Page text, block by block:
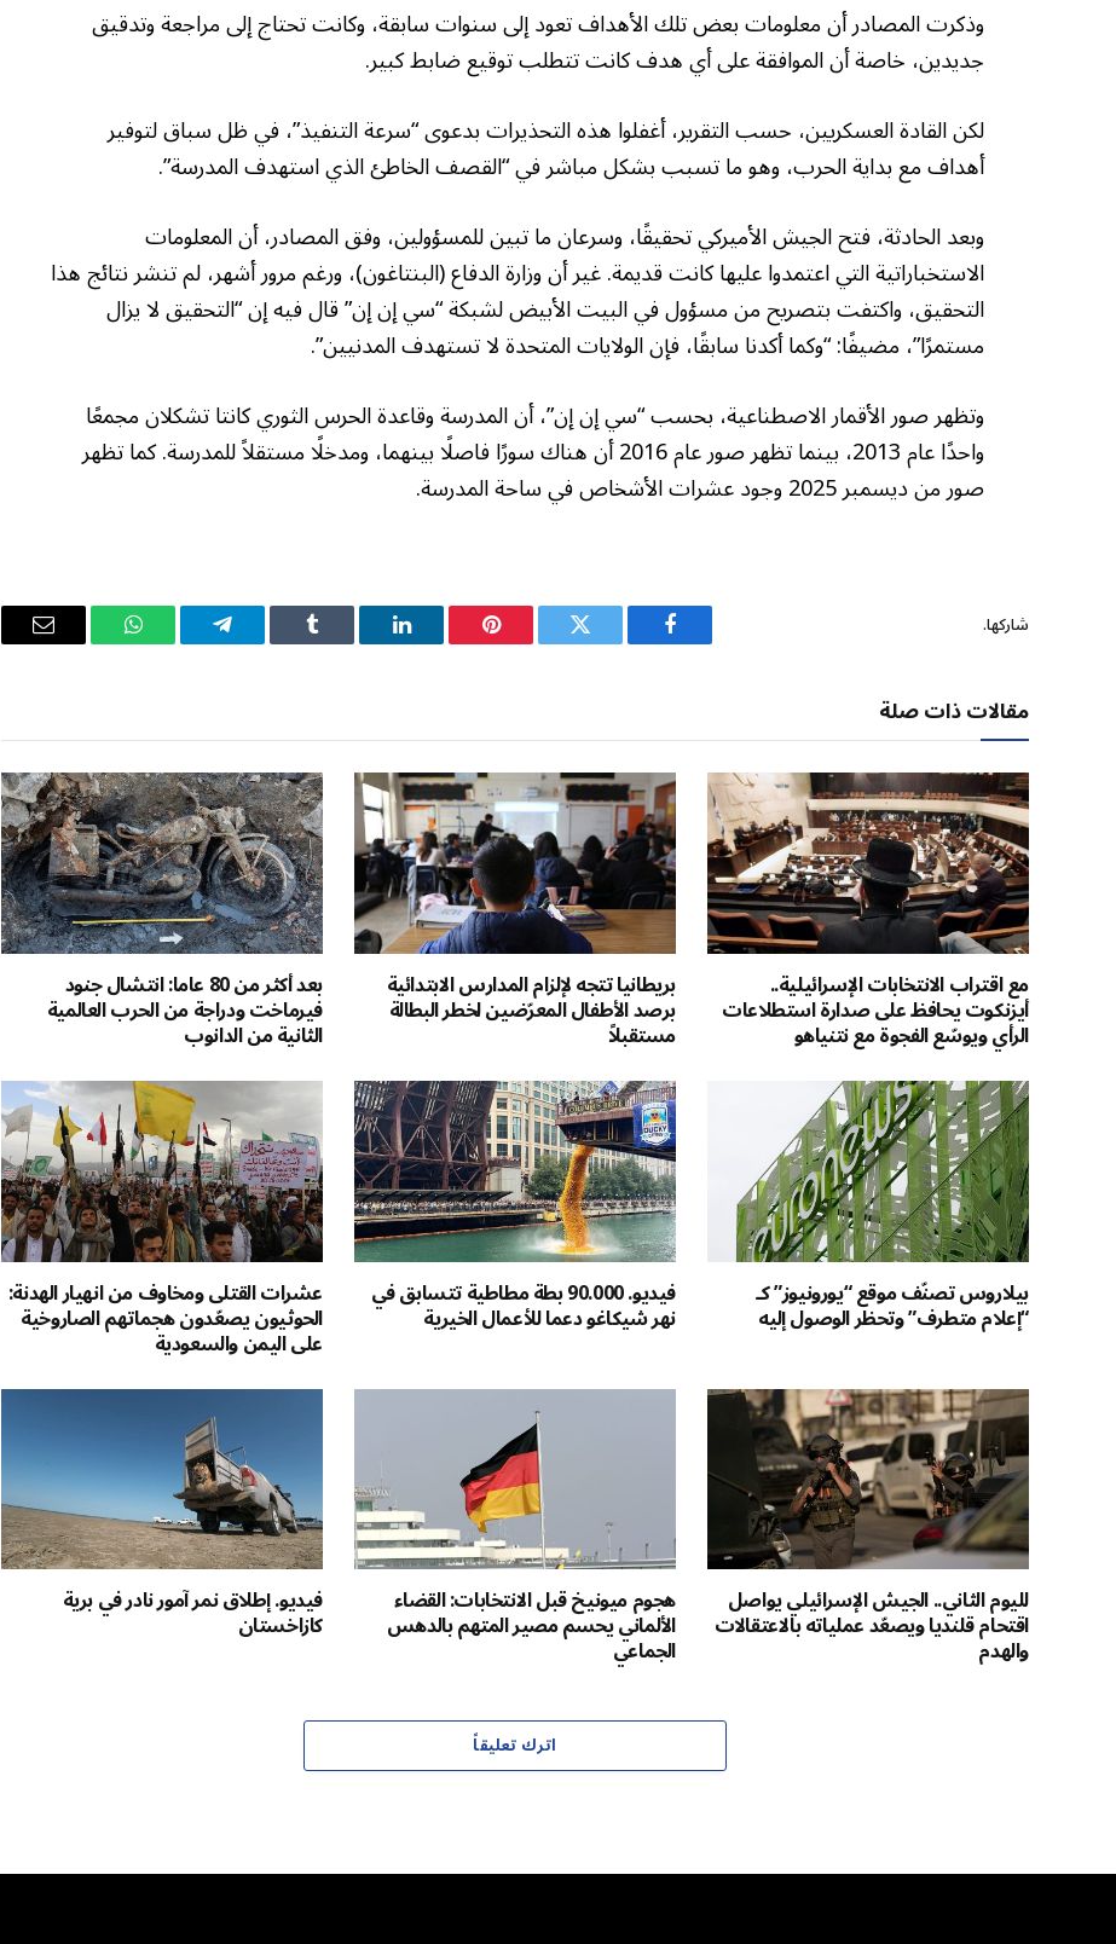
وذكرت المصادر أن معلومات بعض تلك الأهداف تعود إلى سنوات سابقة، وكانت تحتاج إلى مراجعة وتدقيق
جديدين، خاصة أن الموافقة على أي هدف كانت تتطلب توقيع ضابط كبير.
لكن القادة العسكريين، حسب التقرير، أغفلوا هذه التحذيرات بدعوى “سرعة التنفيذ”، في ظل سباق لتوفير
أهداف مع بداية الحرب، وهو ما تسبب بشكل مباشر في “القصف الخاطئ الذي استهدف المدرسة”.
وبعد الحادثة، فتح الجيش الأميركي تحقيقًا، وسرعان ما تبين للمسؤولين، وفق المصادر، أن المعلومات
الاستخباراتية التي اعتمدوا عليها كانت قديمة. غير أن وزارة الدفاع (البنتاغون)، ورغم مرور أشهر، لم تنشر نتائج هذا
التحقيق، واكتفت بتصريح من مسؤول في البيت الأبيض لشبكة “سي إن إن” قال فيه إن “التحقيق لا يزال
مستمرًا”، مضيفًا: “وكما أكدنا سابقًا، فإن الولايات المتحدة لا تستهدف المدنيين”.
وتظهر صور الأقمار الاصطناعية، بحسب “سي إن إن”، أن المدرسة وقاعدة الحرس الثوري كانتا تشكلان مجمعًا
واحدًا عام 2013، بينما تظهر صور عام 2016 أن هناك سورًا فاصلًا بينهما، ومدخلًا مستقلاً للمدرسة. كما تظهر
صور من ديسمبر 2025 وجود عشرات الأشخاص في ساحة المدرسة.
شاركها.
فيسبوك تويتر بينتيريستلينكدإن Tumblr تيلقرام واتساب
البريد
مقالات ذات صلة
مع اقتراب الانتخابات الإسرائيلية..
أيزنكوت يحافظ على صدارة استطلاعات
الرأي ويوسّع الفجوة مع نتنياهو
بريطانيا تتجه لإلزام المدارس الابتدائية
برصد الأطفال المعرّضين لخطر البطالة
مستقبلاً
بعد أكثر من 80 عاما: انتشال جنود
فيرماخت ودراجة من الحرب العالمية
الثانية من الدانوب
بيلاروس تصنّف موقع “يورونيوز” كـ
“إعلام متطرف” وتحظر الوصول إليه
فيديو. 90.000 بطة مطاطية تتسابق في
نهر شيكاغو دعما للأعمال الخيرية
عشرات القتلى ومخاوف من انهيار الهدنة:
الحوثيون يصعّدون هجماتهم الصاروخية
على اليمن والسعودية
لليوم الثاني.. الجيش الإسرائيلي يواصل
اقتحام قلنديا ويصعّد عملياته بالاعتقالات
والهدم
هجوم ميونيخ قبل الانتخابات: القضاء
الألماني يحسم مصير المتهم بالدهس
الجماعي
فيديو. إطلاق نمر آمور نادر في برية
كازاخستان
اترك تعليقاً